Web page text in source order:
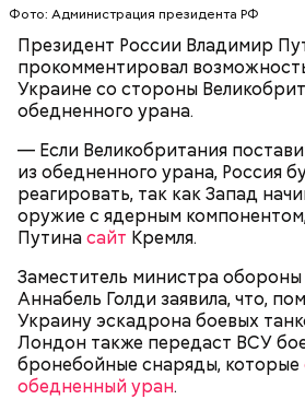
Фото: Администрация президента РФ
Президент России Владимир
прокомментировал
Украине со стороны
обедненного урана.
— Если Великобритания
из обедненного урана, Россия
реагировать, так как Запад
оружие с ядерным
Путинасайт Кремля.
Заместитель министра
Аннабель Голди заявила, что,
Украину эскадрона боевых
Лондон также передаст ВСУ
бронебойные снаряды, которые
обедненный уран.
Гид отметил, что еще далеко не
маршруты проложены, пока это
эксперимент. Бабич заверил,
беспокоиться насчет риска
радиации.
— Но передвижение стрелок
решает насущных проблем
Есть масса могущественных
международных отношений,
руководствуются своими
соображениями, используя эту
рекламную фишку, чтобы
реализации своих новых не
ненужных проектов. Это
замыливание глаз, — высказал
эксперт.